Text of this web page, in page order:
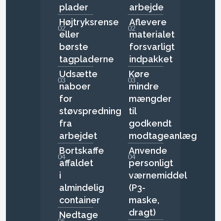
plader
02
Højtryksrense
eller
børste
tagpladerne
03
Udsætte
naboer
for
støvspredning
fra
arbejdet
04
Bortskaffe
affaldet
i
almindelig
container
Nedtage
arbejde
02
Aflevere
materialet
forsvarligt
indpakket
03
Køre
mindre
mængder
til
godkendt
modtageanlæg
04
Anvende
personligt
værnemiddel
(P3-
maske,
dragt)